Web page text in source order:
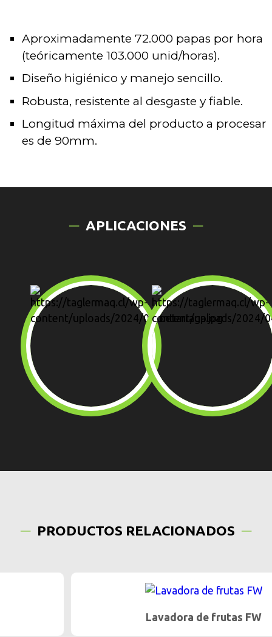
Aproximadamente 72.000 papas por hora
(teóricamente 103.000 unid/horas).
Diseño higiénico y manejo sencillo.
Robusta, resistente al desgaste y fiable.
Longitud máxima del producto a procesar
es de 90mm.
APLICACIONES
PRODUCTOS RELACIONADOS
Lavadora de frutas FW